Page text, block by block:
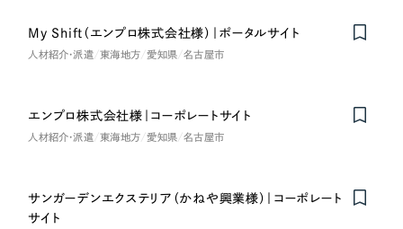
オレンジ・橙色
グリーン・緑色
パープル・紫色
My Shift（エンプロ株式会社様）｜ポータルサイト
人材紹介・派遣 東海地方 愛知県 名古屋市
エンプロ株式会社様｜コーポレートサイト
人材紹介・派遣 東海地方 愛知県 名古屋市
サンガーデンエクステリア（かねや興業様）｜コーポレート
サイト